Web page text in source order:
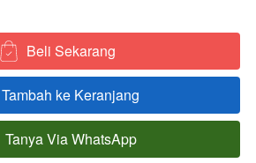
` Beli Sekarang
Tambah ke Keranjang
Tanya Via WhatsApp